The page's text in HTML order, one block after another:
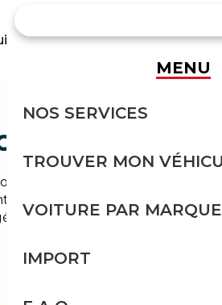
des véhicules d'occasion
que spécialiste local, nous
toutes les formalités
MENU
NOS SERVICES
TROUVER MON
VOITURE PAR MARQUE
IMPORT